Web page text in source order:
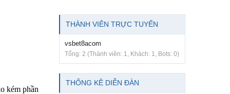
kém phần
THÀNH VIÊN TRỰC TUYẾN
vsbet8acom
Tổng: 2 (Thành viên: 1, Khách: 1, Bots: 0)
THỐNG KÊ DIỄN ĐÀN